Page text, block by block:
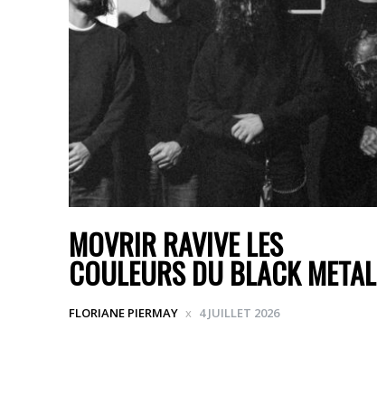
MOVRIR RAVIVE LES
COULEURS DU BLACK METAL
FLORIANE PIERMAY 4 JUILLET 2026